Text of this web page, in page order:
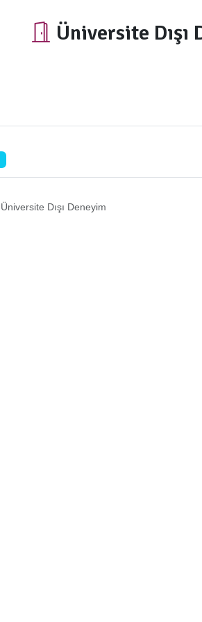
Üniversite Dışı
Üniversite Dışı Deneyim